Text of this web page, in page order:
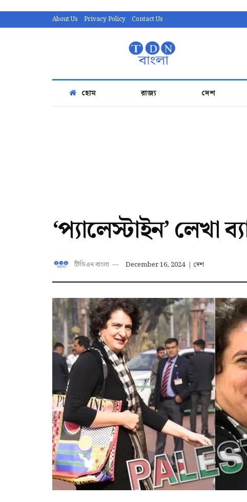
About Us Privacy Policy Contact Us
হোম রাজ্য দেশ
‘প্যালেস্টাইন’ লেখা
টিডিএন বাংলা December 16, 2024 | দেশ